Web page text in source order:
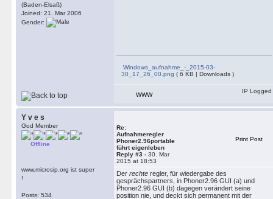
(Baden-Elsaß)
Joined: 21. Mar 2006
Gender:
Windows_aufnahme_-_2015-03-
30_17_26_00.png ( 6 KB | Downloads )
WWW
IP Logged
Y v e s
God Member
Offline
www.microsip.org ist super
!
Posts: 534
Re:
Aufnahmeregler
Phoner2.96portable
führt eigenleben
Reply #3 - 30. Mar
2015 at 18:53
Print Post
Der rechte regler, für wiedergabe des
gesprächspartners, in Phoner2.96 GUI (a) und
Phoner2.96 GUI (b) dagegen verändert seine
position nie, und deckt sich permanent mit der